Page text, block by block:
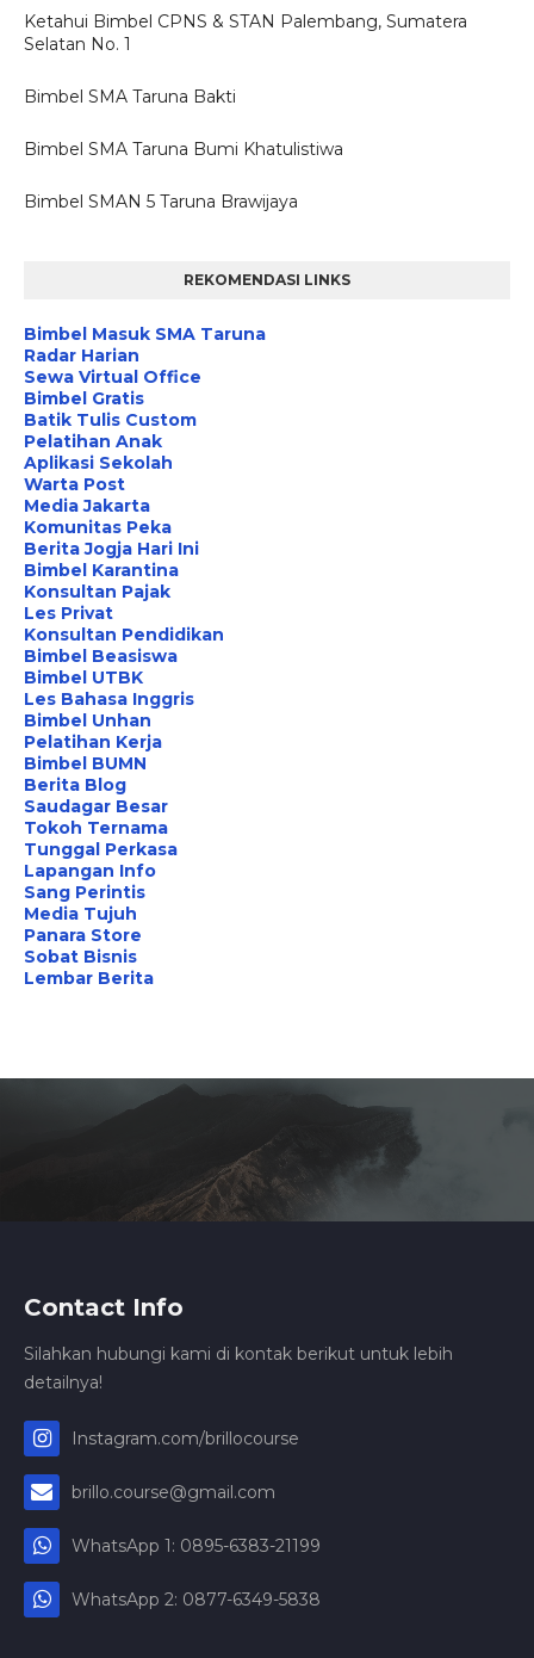
Ketahui Bimbel CPNS & STAN Palembang, Sumatera
Selatan No. 1
Bimbel SMA Taruna Bakti
Bimbel SMA Taruna Bumi Khatulistiwa
Bimbel SMAN 5 Taruna Brawijaya
REKOMENDASI LINKS
Bimbel Masuk SMA Taruna
Radar Harian
Sewa Virtual Office
Bimbel Gratis
Batik Tulis Custom
Pelatihan Anak
Aplikasi Sekolah
Warta Post
Media Jakarta
Komunitas Peka
Berita Jogja Hari Ini
Bimbel Karantina
Konsultan Pajak
Les Privat
Konsultan Pendidikan
Bimbel Beasiswa
Bimbel UTBK
Les Bahasa Inggris
Bimbel Unhan
Pelatihan Kerja
Bimbel BUMN
Berita Blog
Saudagar Besar
Tokoh Ternama
Tunggal Perkasa
Lapangan Info
Sang Perintis
Media Tujuh
Panara Store
Sobat Bisnis
Lembar Berita
Contact Info
Silahkan hubungi kami di kontak berikut untuk lebih
detailnya!
Instagram.com/brillocourse
brillo.course@gmail.com
WhatsApp 1: 0895-6383-21199
WhatsApp 2: 0877-6349-5838